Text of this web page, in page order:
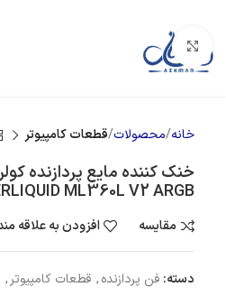
بزرگنمایی تصویر
خانه محصولات قطعات کامپیوتر
خنک کننده مایع پردازنده
ML360L V2 ARGB
مقایسه افزودن به علاقه
دسته: فن پردازنده, قطعات کامپیوتر ,